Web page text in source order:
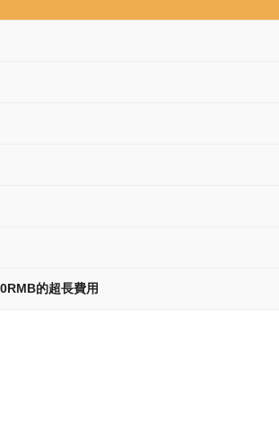
的超長費用